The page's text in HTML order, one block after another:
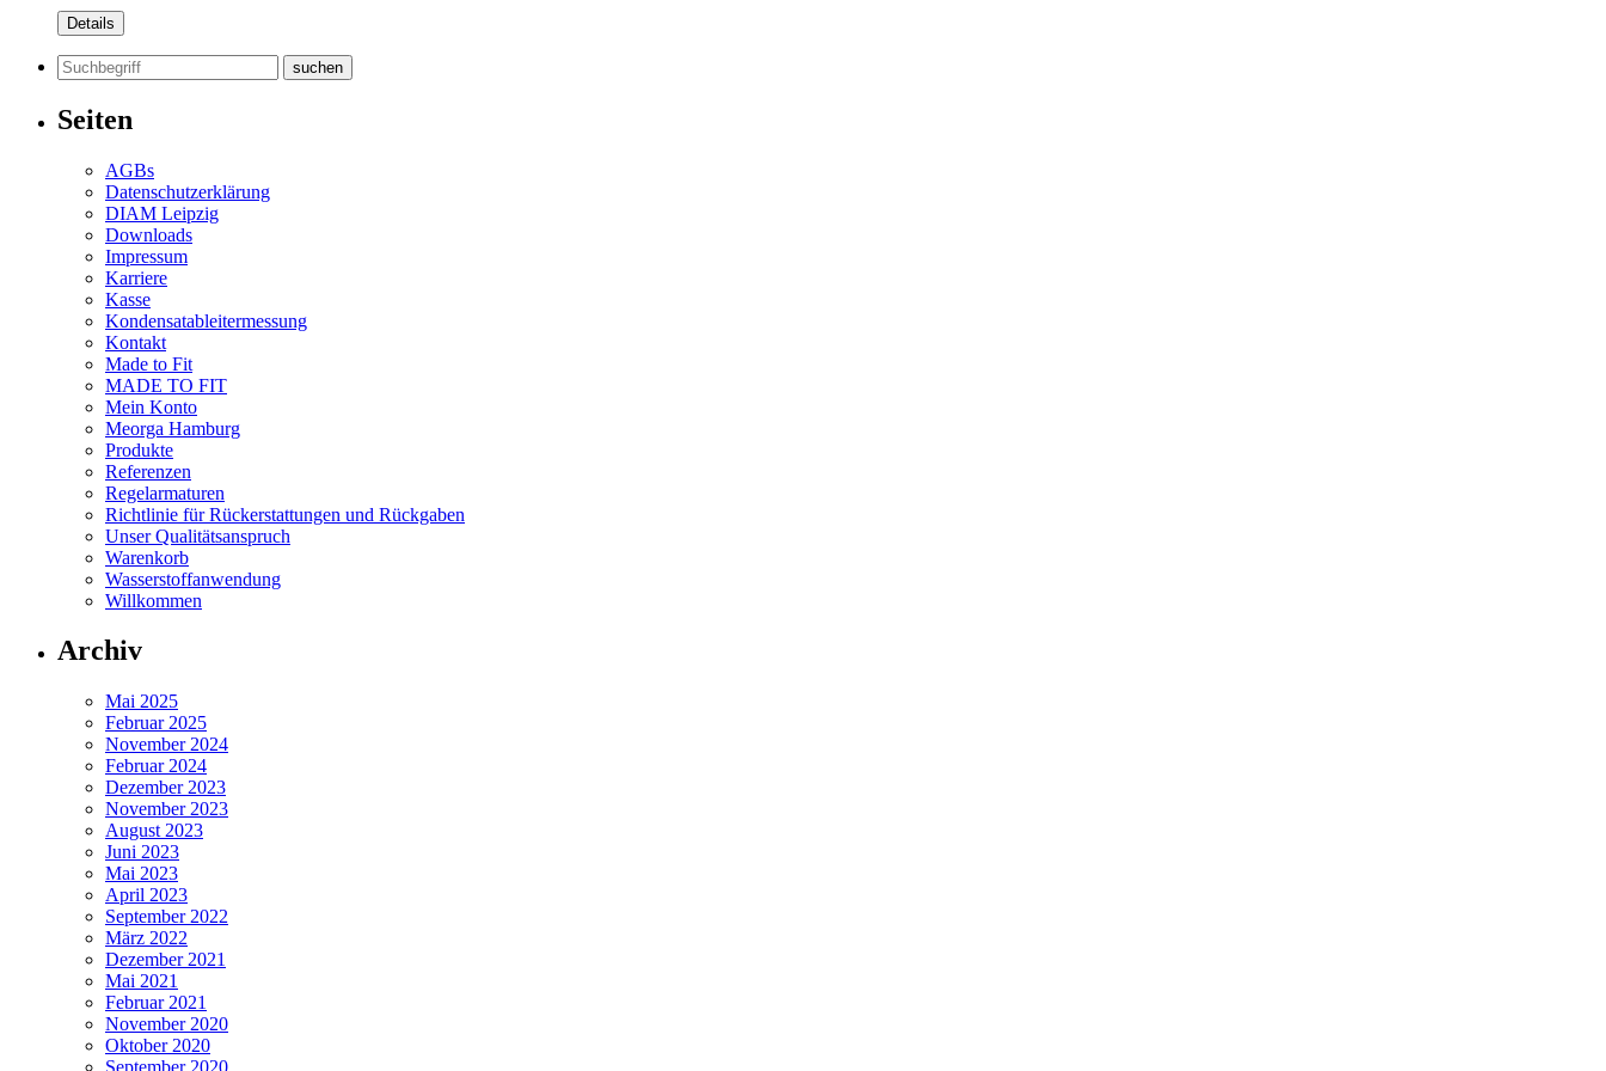
Details
Suchen
nach:
Seiten
AGBs
Datenschutzerklärung
DIAM Leipzig
Downloads
Impressum
Karriere
Kasse
Kondensatableitermessung
Kontakt
Made to Fit
MADE TO FIT
Mein Konto
Meorga Hamburg
Produkte
Referenzen
Regelarmaturen
Richtlinie für Rückerstattungen und Rückgaben
Unser Qualitätsanspruch
Warenkorb
Wasserstoffanwendung
Willkommen
Archiv
Mai 2025
Februar 2025
November 2024
Februar 2024
Dezember 2023
November 2023
August 2023
Juni 2023
Mai 2023
April 2023
September 2022
März 2022
Dezember 2021
Mai 2021
Februar 2021
November 2020
Oktober 2020